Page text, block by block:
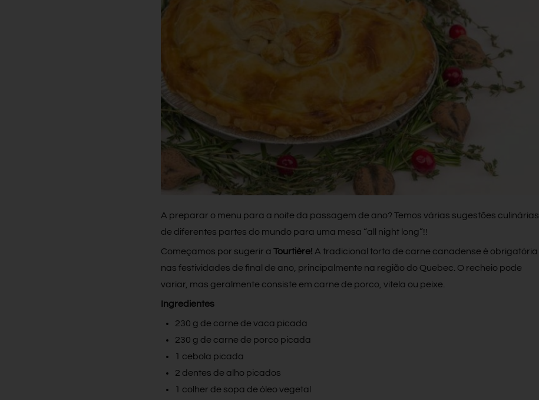
A preparar o menu para a noite da passagem de ano? Temos várias sugestões culinárias
de diferentes partes do mundo para uma mesa “all night long”!!
Começamos por sugerir a Tourtière! A tradicional torta de carne canadense é obrigatória
nas festividades de final de ano, principalmente na região do Quebec. O recheio pode
variar, mas geralmente consiste em carne de porco, vitela ou peixe.
Ingredientes
230 g de carne de vaca picada
230 g de carne de porco picada
1 cebola picada
2 dentes de alho picados
1 colher de sopa de óleo vegetal